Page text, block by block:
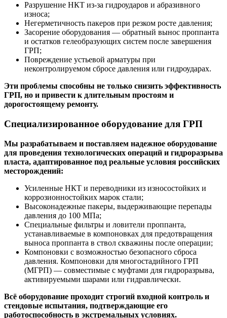
Разрушение НКТ из-за гидроударов и абразивного
износа;
Негерметичность пакеров при резком росте давления;
Засорение оборудования — обратный вынос проппанта
и остатков гелеобразующих систем после завершения
ГРП;
Повреждение устьевой арматуры при
неконтролируемом сбросе давления или гидроударах.
Эти проблемы способны не только снизить эффективность
ГРП, но и привести к длительным простоям и
дорогостоящему ремонту.
Специализированное оборудование для ГРП
Мы разрабатываем и поставляем надежное оборудование
для проведения технологических операций и гидроразрыва
пласта, адаптированное под реальные условия российских
месторождений:
Усиленные НКТ и переводники из износостойких и
коррозионностойких марок стали;
Высоконадежные пакеры, выдерживающие перепады
давления до 100 МПа;
Специальные фильтры и ловители проппанта,
устанавливаемые в компоновках для предотвращения
выноса проппанта в ствол скважины после операции;
Компоновки с возможностью безопасного сброса
давления. Компоновки для многостадийного ГРП
(МГРП) — совместимые с муфтами для гидроразрыва,
активируемыми шарами или гидравлически.
Всё оборудование проходит строгий входной контроль и
стендовые испытания, подтверждающие его
работоспособность в экстремальных условиях.